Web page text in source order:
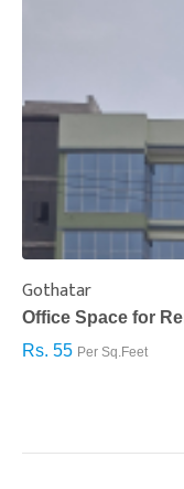
Gothatar
Office Space for
Rs. 55 Per Sq.Feet